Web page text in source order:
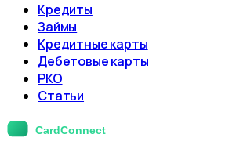
Кредиты
Займы
Кредитные карты
Дебетовые карты
РКО
Статьи